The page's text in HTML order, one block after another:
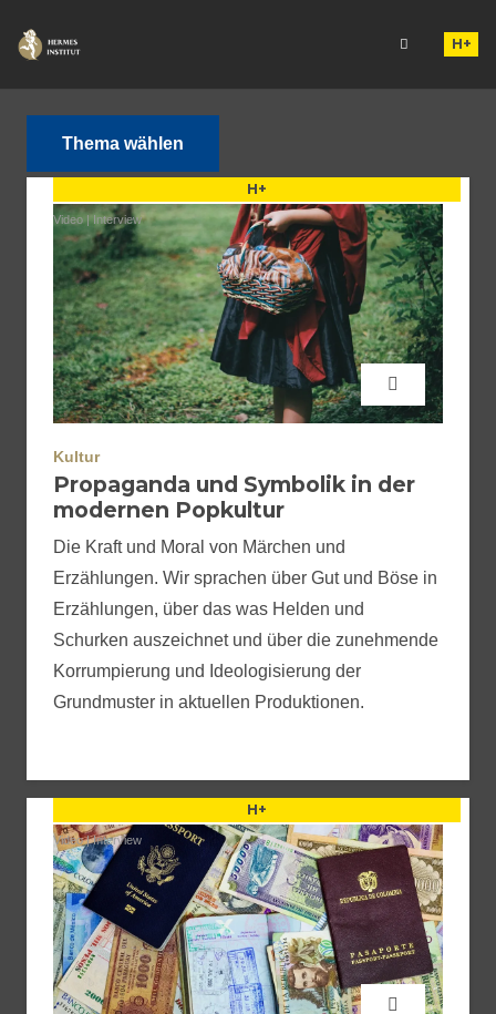
H+
Thema wählen
Kultur
Propaganda und Symbolik in der
modernen Popkultur
Die Kraft und Moral von Märchen und
Erzählungen. Wir sprachen über Gut und Böse in
Erzählungen, über das was Helden und
Schurken auszeichnet und über die zunehmende
Korrumpierung und Ideologisierung der
Grundmuster in aktuellen Produktionen.
H+
Video |Interview
H+
Video|Interview